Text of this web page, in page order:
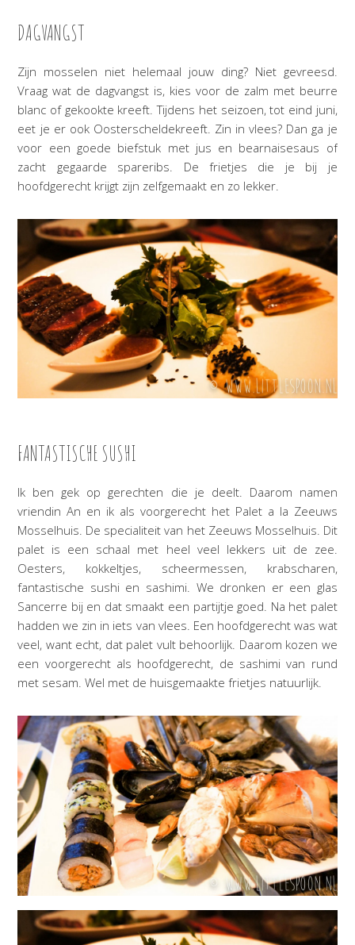
DAGVANGST
Zijn mosselen niet helemaal jouw ding? Niet gevreesd.
Vraag wat de dagvangst is, kies voor de zalm met beurre
blanc of gekookte kreeft. Tijdens het seizoen, tot eind juni,
eet je er ook Oosterscheldekreeft. Zin in vlees? Dan ga je
voor een goede biefstuk met jus en bearnaisesaus of
zacht gegaarde spareribs. De frietjes die je bij je
hoofdgerecht krijgt zijn zelfgemaakt en zo lekker.
FANTASTISCHE SUSHI
Ik ben gek op gerechten die je deelt. Daarom namen
vriendin An en ik als voorgerecht het Palet a la Zeeuws
Mosselhuis. De specialiteit van het Zeeuws Mosselhuis. Dit
palet is een schaal met heel veel lekkers uit de zee.
Oesters, kokkeltjes, scheermessen, krabscharen,
fantastische sushi en sashimi. We dronken er een glas
Sancerre bij en dat smaakt een partijtje goed. Na het palet
hadden we zin in iets van vlees. Een hoofdgerecht was wat
veel, want echt, dat palet vult behoorlijk. Daarom kozen we
een voorgerecht als hoofdgerecht, de sashimi van rund
met sesam. Wel met de huisgemaakte frietjes natuurlijk.